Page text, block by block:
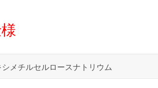
メチルセルロースナトリウム